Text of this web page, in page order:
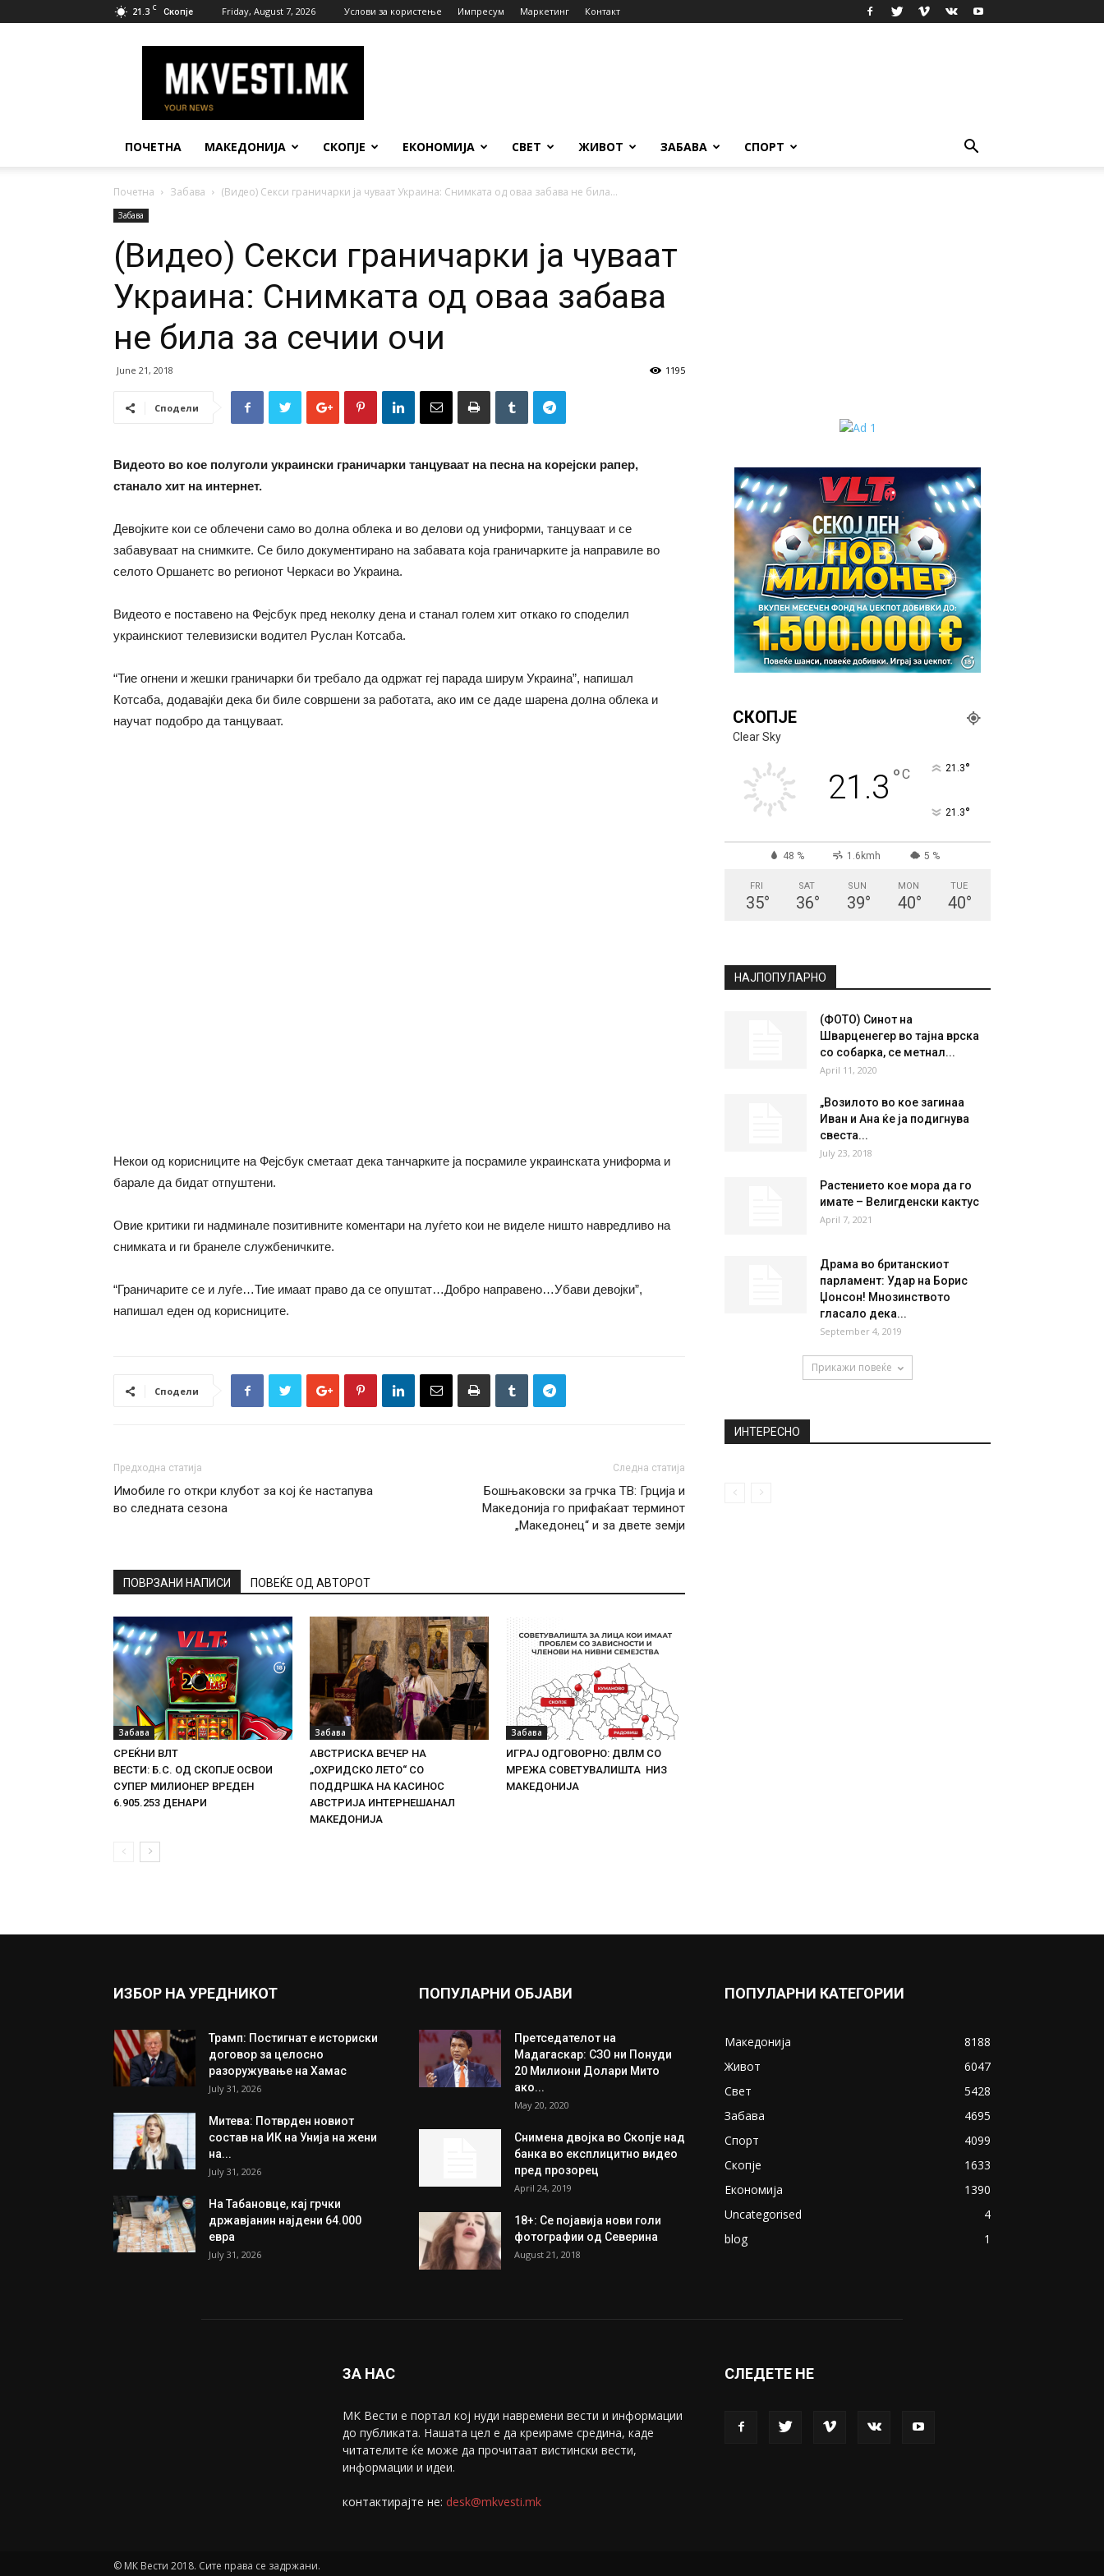
21.3 C Скопје Friday, August 7, 2026 Услови за користење Импресум Маркетинг Контакт
Вести
ПОЧЕТНА МАКЕДОНИЈА СКОПЈЕ ЕКОНОМИЈА СВЕТ ЖИВОТ ЗАБАВА СПОРТ
Почетна Забава (Видео) Секси граничарки ја чуваат Украина: Снимката од оваа забава не била...
Забава
(Видео) Секси граничарки ја чуваат
Украина: Снимката од оваа забава
не била за сечии очи
June 21, 2018 1195
Сподели
Видеото во кое полуголи украински граничарки танцуваат на песна на корејски рапер,
станало хит на интернет.
Девојките кои се облечени само во долна облека и во делови од униформи, танцуваат и се
забавуваат на снимките. Се било документирано на забавата која граничарките ја направиле во
селото Оршанетс во регионот Черкаси во Украина.
Видеото е поставено на Фејсбук пред неколку дена и станал голем хит откако го споделил
украинскиот телевизиски водител Руслан Котсаба.
“Тие огнени и жешки граничарки би требало да одржат геј парада ширум Украина”, напишал
Котсаба, додавајќи дека би биле совршени за работата, ако им се даде шарена долна облека и
научат подобро да танцуваат.
Некои од корисниците на Фејсбук сметаат дека танчарките ја посрамиле украинската униформа и
барале да бидат отпуштени.
Овие критики ги надминале позитивните коментари на луѓето кои не виделе ништо навредливо на
снимката и ги бранеле службеничките.
“Граничарите се и луѓе…Тие имаат право да се опуштат…Добро направено…Убави девојки”,
напишал еден од корисниците.
Сподели
Предходна статија
Имобиле го откри клубот за кој ќе настапува
во следната сезона
Следна статија
Бошњаковски за грчка ТВ: Грција и
Македонија го прифаќаат терминот
„Македонец“ и за двете земји
ПОВРЗАНИ НАПИСИ ПОВЕЌЕ ОД АВТОРОТ
Забава
СРЕЌНИ ВЛТ
ВЕСТИ: Б.С. ОД СКОПЈЕ ОСВОИ
СУПЕР МИЛИОНЕР ВРЕДЕН
6.905.253 ДЕНАРИ
Забава
АВСТРИСКА ВЕЧЕР НА
„ОХРИДСКО ЛЕТО“ СО
ПОДДРШКА НА КАСИНОС
АВСТРИЈА ИНТЕРНЕШАНАЛ
МАКЕДОНИЈА
Забава
ИГРАЈ ОДГОВОРНО: ДВЛМ СО
МРЕЖА СОВЕТУВАЛИШТА НИЗ
МАКЕДОНИЈА
СКОПЈЕ
21.3
1.6kmh 5 %
SUN
39° 40° 40
(ФОТО) Синот на
Шварценегер во тајна врска
April 11, 2020
„Возилото во кое загинаа
Иван и Ана ќе ја подигнува
свеста...
Растението кое мора да го
ИЗБОР НА УРЕДНИКОТ
Трамп: Постигнат е историски
договор за целосно
разоружување на Хамас
July 31, 2026
Митева: Потврден новиот
состав на ИК на Унија на жени
на...
July 31, 2026
На Табановце, кај грчки
државјанин најдени 64.000
евра
July 31, 2026
ПОПУЛАРНИ ОБЈАВИ
Претседателот на
Мадагаскар: СЗО ни Понуди
20 Милиони Долари Мито
ако...
May 20, 2020
Снимена двојка во Скопје над
банка во експлицитно видео
пред прозорец
April 24, 2019
18+: Се појавија нови голи
фотографии од Северина
August 21, 2018
ПОПУЛАРНИ КАТЕГОРИИ
Македонија
8188
Живот
6047
Свет
5428
Забава
4695
Спорт
4099
Скопје
1633
Економија
1390
Uncategorised
4
blog
1
ЗА НАС
МК Вести е портал коj нуди навремени вести и информации
до публиката. Нашата цел е да креираме средина, каде
читателите ќе може да прочитаат вистински вести,
информации и идеи.
контактирајте не: desk@mkvesti.mk
СЛЕДЕТЕ НЕ
© МК Вести 2018. Сите права се задржани.